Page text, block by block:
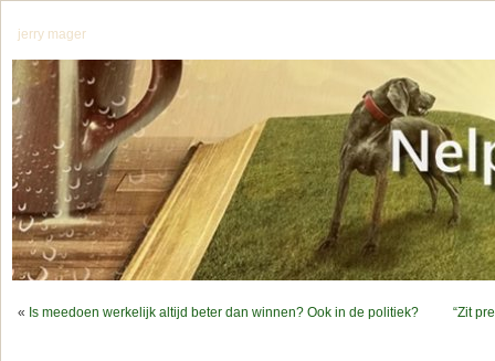
jerry mager
« Is meedoen werkelijk altijd beter dan winnen? Ook in de politiek? “Zit